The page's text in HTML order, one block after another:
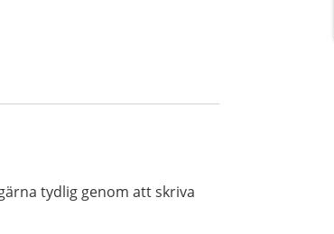
tydlig genom att skriva